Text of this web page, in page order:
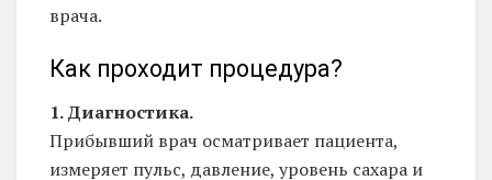
врача.
Как проходит процедура?
1. Диагностика.
Прибывший врач осматривает пациента,
измеряет пульс, давление, уровень сахара и